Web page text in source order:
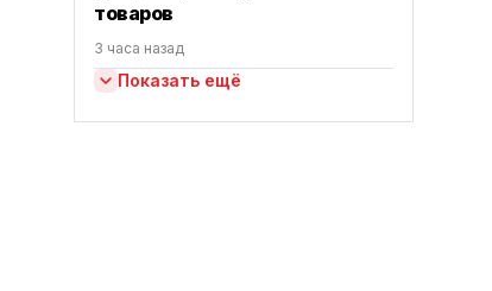
товаров
3 часа назад
Показать ещё